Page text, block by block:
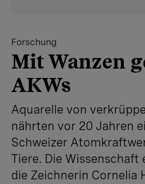
Forschung
Mit Wanzen
AKWs
Aquarelle von
nährten vor 20 Jahren
Schweizer
Tiere. Die Wissenschaft
die Zeichnerin Cornelia